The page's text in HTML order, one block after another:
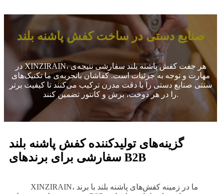
صنایع دستی در ساخت کفش پاشنه بلند
در XINZIRAIN، هر جفت کفش پاشنه بلند سفارشی نتیجه‌ی
مهارت و توجه به جزئیات است. کفاشان باتجربه‌ی ما تکنیک‌های
سنتی صنایع دستی را با دقت مدرن ترکیب می‌کنند تا کیفیت برتر
را در هر دوخت، برش و کانتور تضمین کنند.
گزینه‌های تولیدکننده کفش پاشنه بلند
سفارشی برای برندهای B2B
XINZIRAIN، ما در زمینه کفش‌های پاشنه بلند با برند